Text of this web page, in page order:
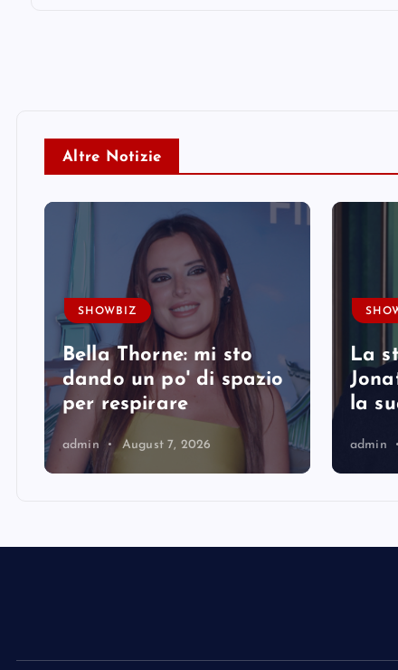
Altre Notizie
SHOWBIZ
Bella Thorne: mi sto
dando un po' di spazio
per respirare
admin August 7, 2026
La
la
admin